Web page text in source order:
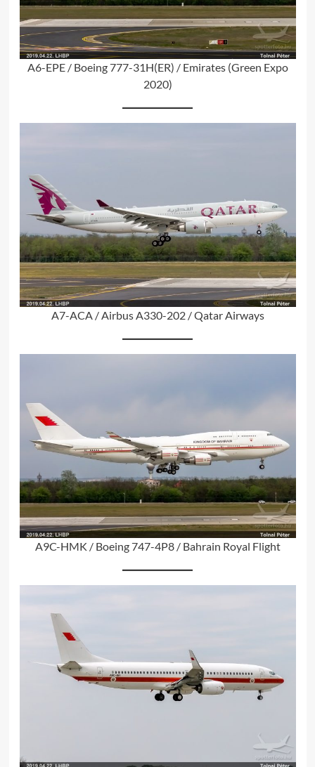
A6-EPE / Boeing 777-31H(ER) / Emirates (Green Expo
2020)
A7-ACA / Airbus A330-202 / Qatar Airways
A9C-HMK / Boeing 747-4P8 / Bahrain Royal Flight